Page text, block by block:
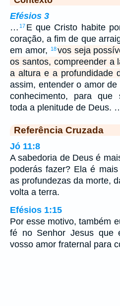
Efésios 3
… 17 E que Cristo habite
coração, a fim de que
em amor,
18vos seja
os santos, compreender a
a altura e a profundidade
assim, entender o amor
conhecimento, para que
toda a plenitude de Deus.
Referência Cruzada
Jó 11:8
A sabedoria de Deus é
poderás fazer? Ela é
as profundezas da morte,
volta a terra.
Efésios 1:15
Por esse motivo, também
fé no Senhor Jesus que
vosso amor fraternal para